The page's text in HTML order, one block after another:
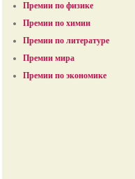
Премии по физике
Премии по химии
Премии по литературе
Премии мира
Премии по экономике